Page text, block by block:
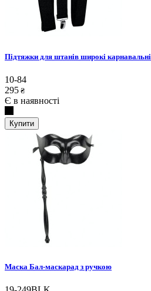
Підтяжки для штанів широкі карнавальні
10-84
295 ₴
Є в наявності
Купити
Маска Бал-маскарад з ручкою